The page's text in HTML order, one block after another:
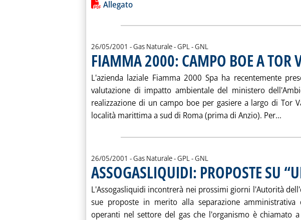
Lista allegati PDF alla notizia
Allegato
26/05/2001 - Gas Naturale - GPL - GNL
FIAMMA 2000: CAMPO BOE A TOR
L'azienda laziale Fiamma 2000 Spa ha recentemente
valutazione di impatto ambientale del ministero
realizzazione di un campo boe per gasiere a largo di Tor
località marittima a sud di Roma (prima di Anzio). Per...
26/05/2001 - Gas Naturale - GPL - GNL
ASSOGASLIQUIDI: PROPOSTE SU
L'Assogasliquidi incontrerà nei prossimi giorni l'Autorità
sue proposte in merito alla separazione amministrativa
operanti nel settore del gas che l'organismo è chiamato